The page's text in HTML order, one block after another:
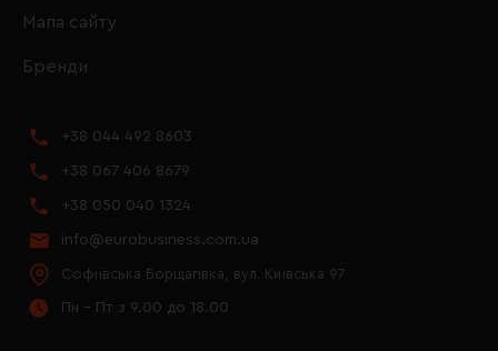
Мапа сайту
Бренди
+38 044 492 8603
+38 067 406 8679
+38 050 040 1324
info@eurobusiness.com.ua
Софіївська Борщагівка, вул. Київська 97
Пн - Пт з 9.00 до 18.00